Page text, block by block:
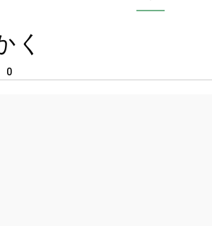
く
0